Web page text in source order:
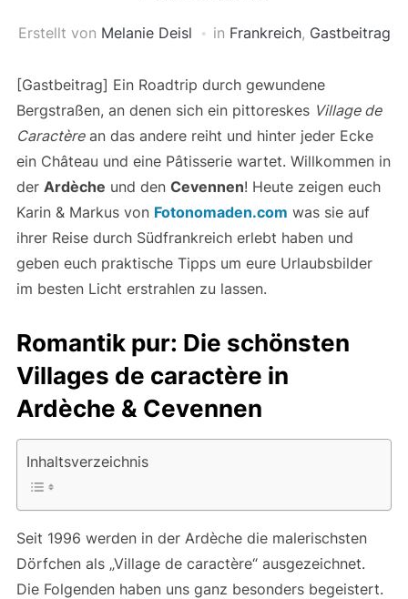
Erstellt von Melanie Deisl in Frankreich, Gastbeitrag
[Gastbeitrag] Ein Roadtrip durch gewundene
Bergstraßen, an denen sich ein pittoreskes Village de
Caractèrean das andere reiht und hinter jeder Ecke
ein Château und eine Pâtisserie wartet. Willkommen in
der Ardèche und den Cevennen! Heute zeigen euch
Karin & Markus von Fotonomaden.com was sie auf
ihrer Reise durch Südfrankreich erlebt haben und
geben euch praktische Tipps um eure Urlaubsbilder
im besten Licht erstrahlen zu lassen.
Romantik pur: Die schönsten
Villages de caractère in
Ardèche & Cevennen
Inhaltsverzeichnis
Seit 1996 werden in der Ardèche die malerischsten
Dörfchen als „Village de caractère“ ausgezeichnet.
Die Folgenden haben uns ganz besonders begeistert.